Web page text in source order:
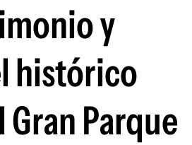
Siguenos en:
y
histórico
Parque